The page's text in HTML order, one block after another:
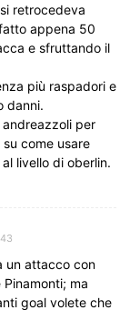
retrocedeva
appena 50
e sfruttando il
più raspadori e
danni.
per
come usare
livello di oberlin.
un attacco con
ma
goal volete che